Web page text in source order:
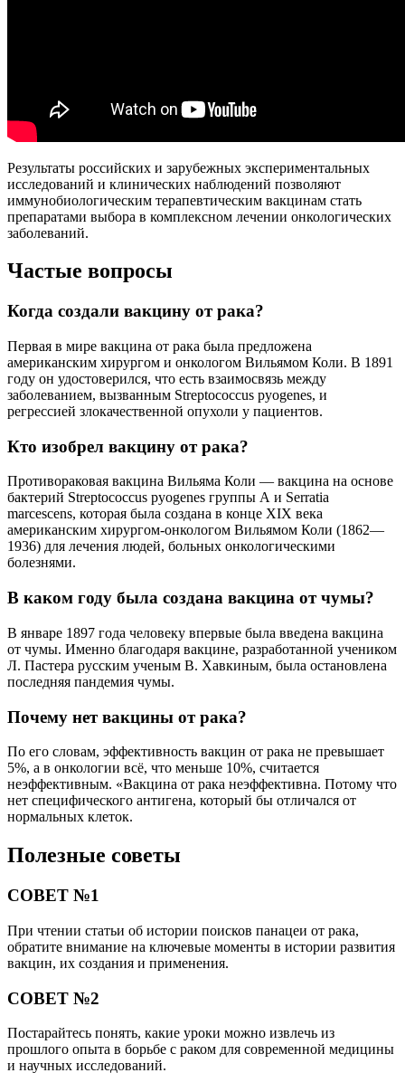
Результаты российских и зарубежных экспериментальных
исследований и клинических наблюдений позволяют
иммунобиологическим терапевтическим вакцинам стать
препаратами выбора в комплексном лечении онкологических
заболеваний.
Частые вопросы
Когда создали вакцину от рака?
Первая в мире вакцина от рака была предложена
американским хирургом и онкологом Вильямом Коли. В 1891
году он удостоверился, что есть взаимосвязь между
заболеванием, вызванным Streptococcus pyogenes, и
регрессией злокачественной опухоли у пациентов.
Кто изобрел вакцину от рака?
Противораковая вакцина Вильяма Коли — вакцина на основе
бактерий Streptococcus pyogenes группы А и Serratia
marcescens, которая была создана в конце XIX века
американским хирургом-онкологом Вильямом Коли (1862—
1936) для лечения людей, больных онкологическими
болезнями.
В каком году была создана вакцина от чумы?
В январе 1897 года человеку впервые была введена вакцина
от чумы. Именно благодаря вакцине, разработанной учеником
Л. Пастера русским ученым В. Хавкиным, была остановлена
последняя пандемия чумы.
Почему нет вакцины от рака?
По его словам, эффективность вакцин от рака не превышает
5%, а в онкологии всё, что меньше 10%, считается
неэффективным. «Вакцина от рака неэффективна. Потому что
нет специфического антигена, который бы отличался от
нормальных клеток.
Полезные советы
СОВЕТ №1
При чтении статьи об истории поисков панацеи от рака,
обратите внимание на ключевые моменты в истории развития
вакцин, их создания и применения.
СОВЕТ №2
Постарайтесь понять, какие уроки можно извлечь из
прошлого опыта в борьбе с раком для современной медицины
и научных исследований.